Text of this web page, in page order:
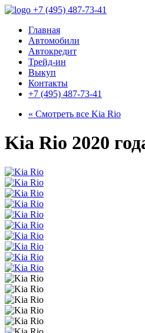
+7 (495) 487-73-41
Главная
Автомобили
Автокредит
Трейд-ин
Выкуп
Контакты
+7 (495) 487-73-41
« Смотреть все Kia Rio
Kia Rio 2020